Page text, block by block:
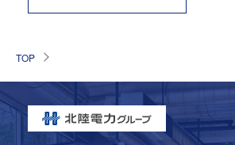
TOP